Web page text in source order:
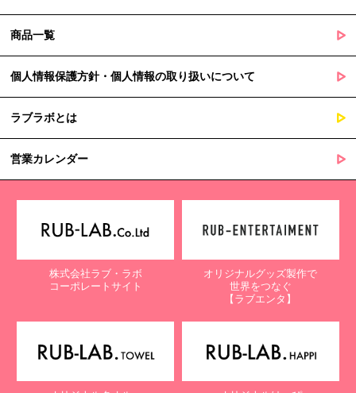
商品一覧
個人情報保護方針・個人情報の取り扱いについて
ラブラボとは
営業カレンダー
株式会社ラブ・ラボ
コーポレートサイト
オリジナルグッズ製作で
世界をつなぐ
【ラブエンタ】